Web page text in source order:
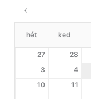
hét ked
27 28
3
4
10
11